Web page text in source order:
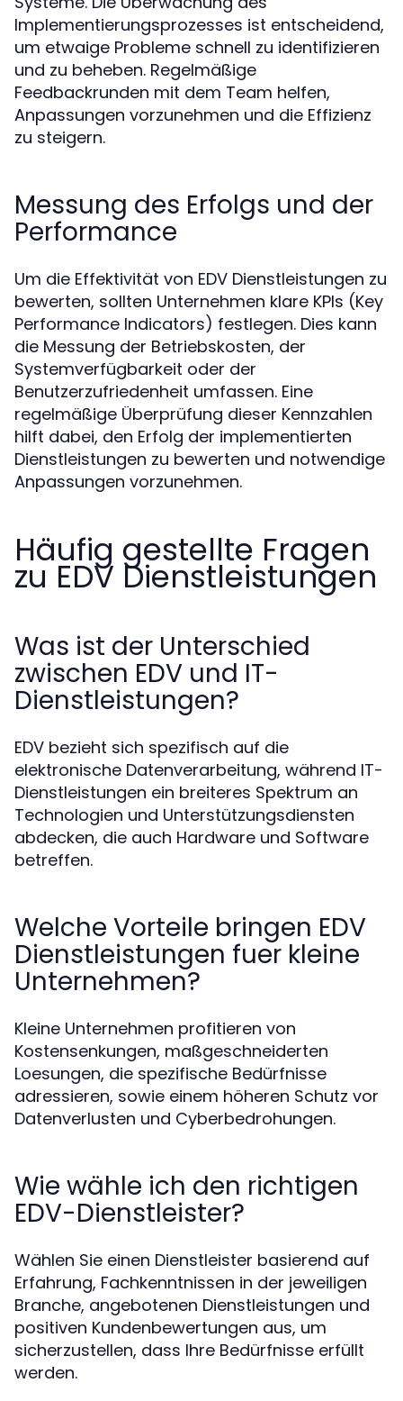
Implementierungsprozesses ist entscheidend,
um etwaige Probleme schnell zu identifizieren
und zu beheben. Regelmäßige
Feedbackrunden mit dem Team helfen,
Anpassungen vorzunehmen und die Effizienz
zu steigern.
Messung des Erfolgs und der
Performance
Um die Effektivität von EDV Dienstleistungen zu
bewerten, sollten Unternehmen klare KPIs (Key
Performance Indicators) festlegen. Dies kann
die Messung der Betriebskosten, der
Systemverfügbarkeit oder der
Benutzerzufriedenheit umfassen. Eine
regelmäßige Überprüfung dieser Kennzahlen
hilft dabei, den Erfolg der implementierten
Dienstleistungen zu bewerten und notwendige
Anpassungen vorzunehmen.
Häufig gestellte Fragen
zu EDV Dienstleistungen
Was ist der Unterschied
zwischen EDV und IT-
Dienstleistungen?
EDV bezieht sich spezifisch auf die
elektronische Datenverarbeitung, während IT-
Dienstleistungen ein breiteres Spektrum an
Technologien und Unterstützungsdiensten
abdecken, die auch Hardware und Software
betreffen.
Welche Vorteile bringen EDV
Dienstleistungen fuer kleine
Unternehmen?
Kleine Unternehmen profitieren von
Kostensenkungen, maßgeschneiderten
Loesungen, die spezifische Bedürfnisse
adressieren, sowie einem höheren Schutz vor
Datenverlusten und Cyberbedrohungen.
Wie wähle ich den richtigen
EDV-Dienstleister?
Wählen Sie einen Dienstleister basierend auf
Erfahrung, Fachkenntnissen in der jeweiligen
Branche, angebotenen Dienstleistungen und
positiven Kundenbewertungen aus, um
sicherzustellen, dass Ihre Bedürfnisse erfüllt
werden.